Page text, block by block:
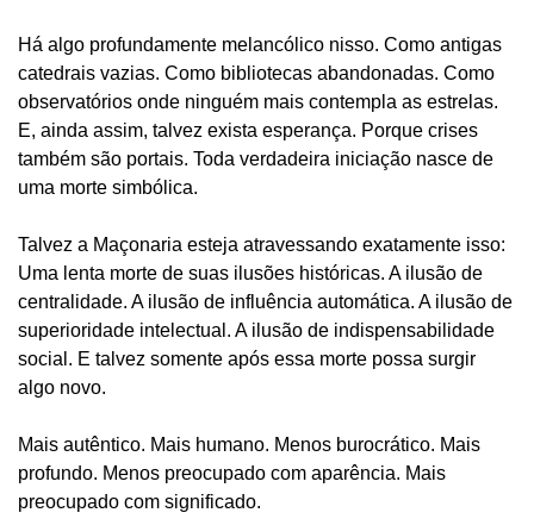
Há algo profundamente melancólico nisso. Como antigas
catedrais vazias. Como bibliotecas abandonadas. Como
observatórios onde ninguém mais contempla as estrelas.
E, ainda assim, talvez exista esperança. Porque crises
também são portais. Toda verdadeira iniciação nasce de
uma morte simbólica.
Talvez a Maçonaria esteja atravessando exatamente isso:
Uma lenta morte de suas ilusões históricas. A ilusão de
centralidade. A ilusão de influência automática. A ilusão de
superioridade intelectual. A ilusão de indispensabilidade
social. E talvez somente após essa morte possa surgir
algo novo.
Mais autêntico. Mais humano. Menos burocrático. Mais
profundo. Menos preocupado com aparência. Mais
preocupado com significado.